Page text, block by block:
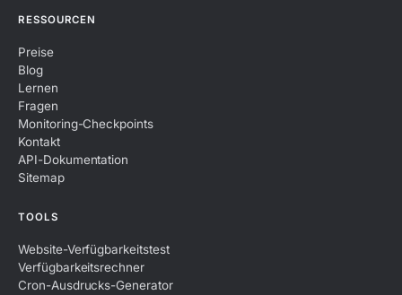
RESSOURCEN
Preise
Blog
Lernen
Fragen
Monitoring-Checkpoints
Kontakt
API-Dokumentation
Sitemap
TOOLS
Website-Verfügbarkeitstest
Verfügbarkeitsrechner
Cron-Ausdrucks-Generator